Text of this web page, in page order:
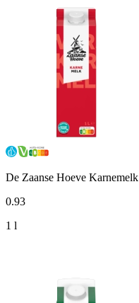
De Zaanse Hoeve Karnemelk
0.93
1 l